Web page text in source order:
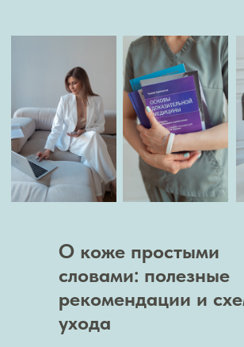
О коже простыми
словами: полезные
рекомендации и
ухода